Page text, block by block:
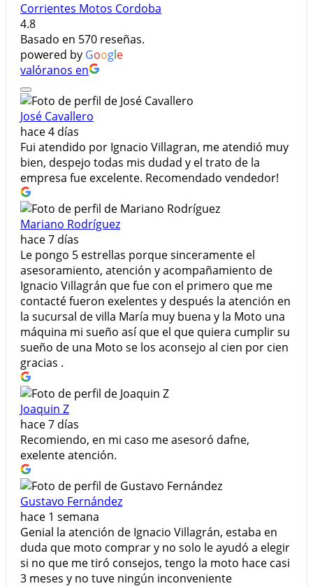
Corrientes Motos Cordoba
4.8
Basado en 570 reseñas.
powered by Google
valóranos en
José Cavallero
hace 4 días
Fui atendido por Ignacio Villagran, me atendió muy
bien, despejo todas mis dudad y el trato de la
empresa fue excelente. Recomendado vendedor!
Mariano Rodríguez
hace 7 días
Le pongo 5 estrellas porque sinceramente el
asesoramiento, atención y acompañamiento de
Ignacio Villagrán que fue con el primero que me
contacté fueron exelentes y después la atención en
la sucursal de villa María muy buena y la Moto una
máquina mi sueño así que el que quiera cumplir su
sueño de una Moto se los aconsejo al cien por cien
gracias .
Joaquin Z
hace 7 días
Recomiendo, en mi caso me asesoró dafne,
exelente atención.
Gustavo Fernández
hace 1 semana
Genial la atención de Ignacio Villagrán, estaba en
duda que moto comprar y no solo le ayudó a elegir
si no que me tiró consejos, tengo la moto hace casi
3 meses y no tuve ningún inconveniente